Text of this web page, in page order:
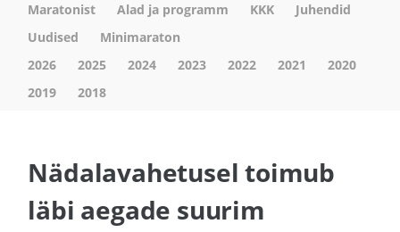
Maratonist Alad ja programm KKK
Juhendid
Uudised
Minimaraton
2026
2025 2024 2023 2022 2021
2020
2019
2018
Nädalavahetusel toimub
läbi aegade suurim